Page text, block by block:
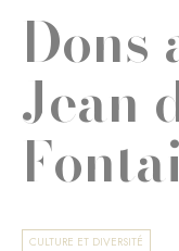
Dons
Jean
CULTURE ET DIVERSITÉ